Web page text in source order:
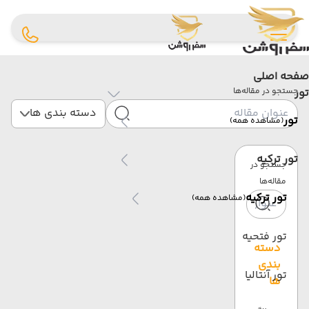
صفحه اصلی
تور
تور(مشاهده همه)
تور ترکیه
تور ترکیه(مشاهده همه)
تور فتحیه
تور آنتالیا
جستجو در مقاله‌ها
دسته بندی ها
جستجو در
مقاله‌ها
دسته
بندی
ها